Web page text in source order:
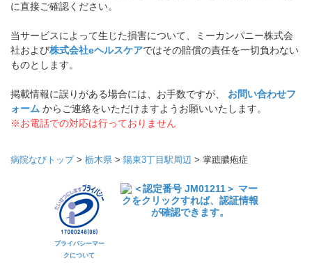
に直接ご確認ください。
当サービスによって生じた損害について、ミーカンパニー株式会
社および株式会社eヘルスケアではその賠償の責任を一切負わない
ものとします。
掲載情報に誤りがある場合には、お手数ですが、 お問い合わせフ
ォーム からご連絡をいただけますようお願いいたします。
※お電話での対応は行っておりません
病院なびトップ> 栃木県 > 陽東3丁目駅周辺 > 掌蹠膿疱症
プライバシーマー
クについて